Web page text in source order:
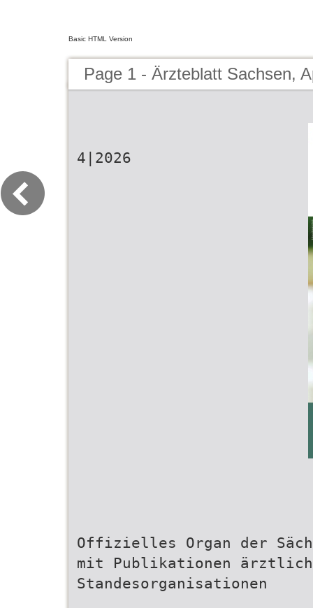
Basic HTML Version
Page 1 - Ärzteblatt Sachsen,
4|2026
Offizielles Organ der
mit Publikationen
Standesorganisationen